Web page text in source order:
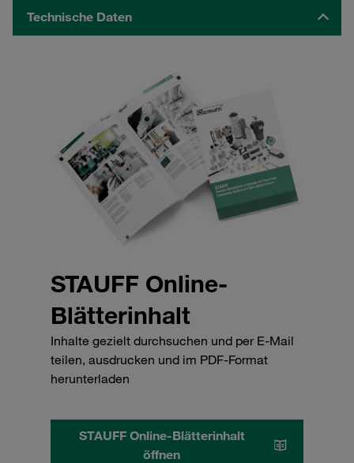
Technische Daten
STAUFF Online-
Blätterinhalt
Inhalte gezielt durchsuchen und per E-Mail
teilen, ausdrucken und im PDF-Format
herunterladen
STAUFF Online-Blätterinhalt
öffnen